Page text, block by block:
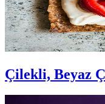
Çilekli, Beyaz